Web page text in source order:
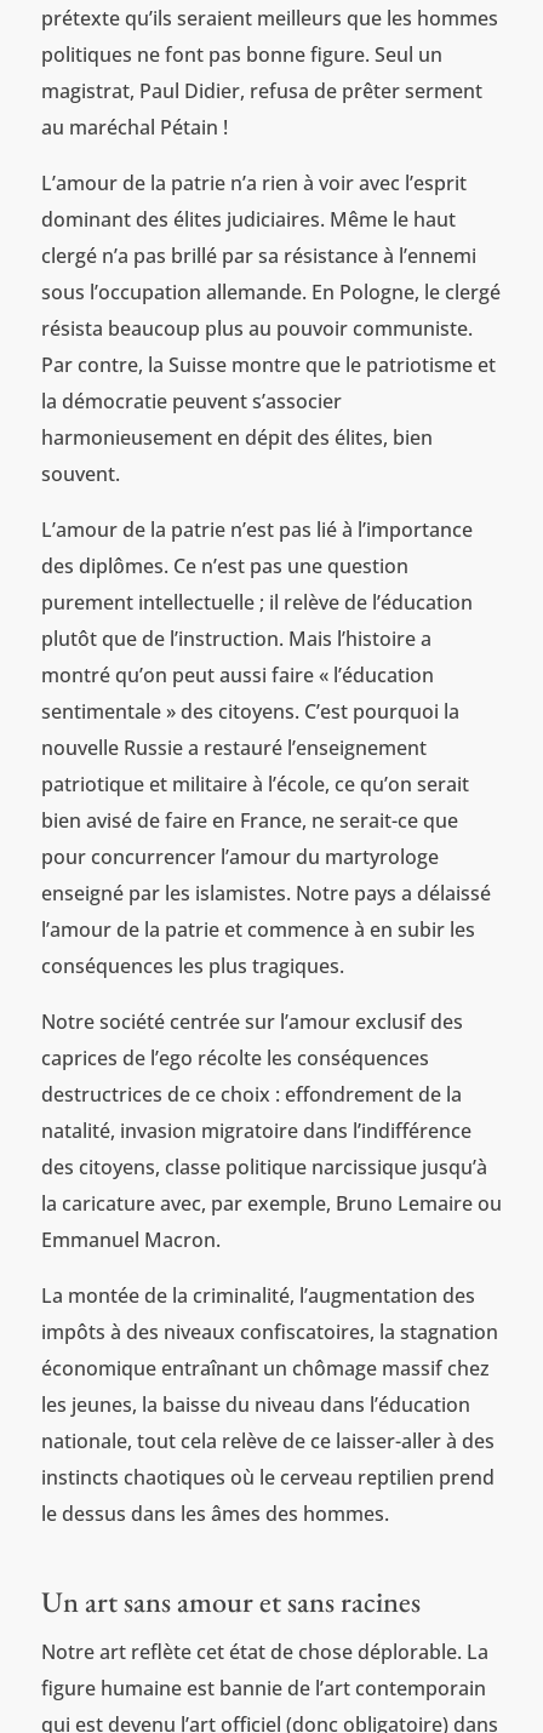
prétexte qu’ils seraient meilleurs que les hommes
politiques ne font pas bonne figure. Seul un
magistrat, Paul Didier, refusa de prêter serment
au maréchal Pétain !
L’amour de la patrie n’a rien à voir avec l’esprit
dominant des élites judiciaires. Même le haut
clergé n’a pas brillé par sa résistance à l’ennemi
sous l’occupation allemande. En Pologne, le clergé
résista beaucoup plus au pouvoir communiste.
Par contre, la Suisse montre que le patriotisme et
la démocratie peuvent s’associer
harmonieusement en dépit des élites, bien
souvent.
L’amour de la patrie n’est pas lié à l’importance
des diplômes. Ce n’est pas une question
purement intellectuelle ; il relève de l’éducation
plutôt que de l’instruction. Mais l’histoire a
montré qu’on peut aussi faire « l’éducation
sentimentale » des citoyens. C’est pourquoi la
nouvelle Russie a restauré l’enseignement
patriotique et militaire à l’école, ce qu’on serait
bien avisé de faire en France, ne serait-ce que
pour concurrencer l’amour du martyrologe
enseigné par les islamistes. Notre pays a délaissé
l’amour de la patrie et commence à en subir les
conséquences les plus tragiques.
Notre société centrée sur l’amour exclusif des
caprices de l’ego récolte les conséquences
destructrices de ce choix : effondrement de la
natalité, invasion migratoire dans l’indifférence
des citoyens, classe politique narcissique jusqu’à
la caricature avec, par exemple, Bruno Lemaire ou
Emmanuel Macron.
La montée de la criminalité, l’augmentation des
impôts à des niveaux confiscatoires, la stagnation
économique entraînant un chômage massif chez
les jeunes, la baisse du niveau dans l’éducation
nationale, tout cela relève de ce laisser-aller à des
instincts chaotiques où le cerveau reptilien prend
le dessus dans les âmes des hommes.
Un art sans amour et sans racines
Notre art reflète cet état de chose déplorable. La
figure humaine est bannie de l’art contemporain
qui est devenu l’art officiel (donc obligatoire) dans